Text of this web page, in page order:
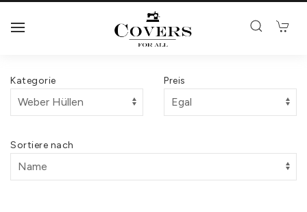
Kategorie Preis
Sortiere nach